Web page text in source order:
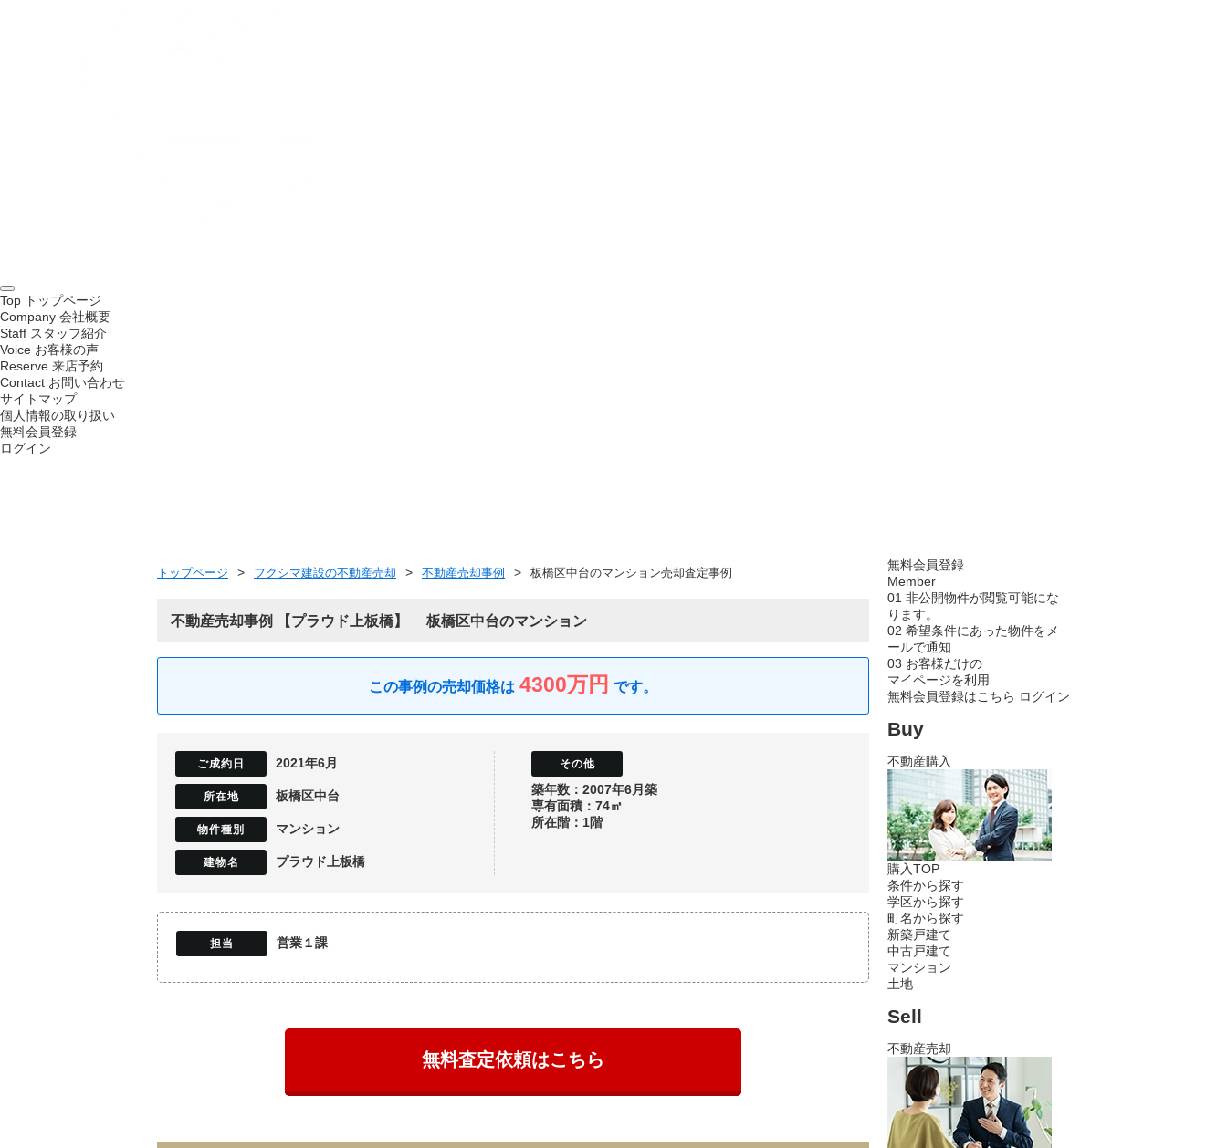
Top トップページ
Company 会社概要
Staff スタッフ紹介
Voice お客様の声
Reserve 来店予約
Contact お問い合わせ
サイトマップ
個人情報の取り扱い
無料会員登録
ログイン
トップページ フクシマ建設の不動産売却 不動産売却事例 板橋区中台のマンション売却査定事例
不動産売却事例 プラウド上板橋 板橋区中台のマンション
4300万円
2021年6月
板橋区中台
マンション
プラウド上板橋
築年数：2007年6月築
専有面積：74㎡
所在階：1階
営業１課
無料査定依頼はこちら
無料会員登録
Member
01 非公開物件が閲覧可能にな
ります。
02 希望条件にあった物件をメ
ールで通知
03 お客様だけの
マイページを利用
無料会員登録はこちら ログイン
Buy
不動産購入
購入TOP
条件から探す
学区から探す
町名から探す
新築戸建て
中古戸建て
マンション
土地
Sell
不動産売却